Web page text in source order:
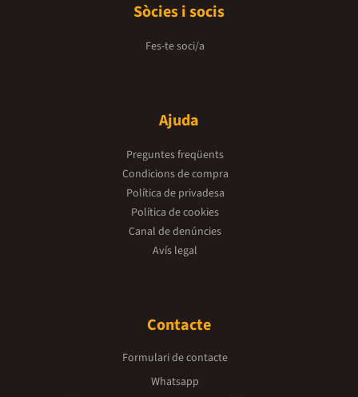
Sòcies i socis
Fes-te soci/a
Ajuda
Preguntes freqüents
Condicions de compra
Política de privadesa
Política de cookies
Canal de denúncies
Avís legal
Contacte
Formulari de contacte
Whatsapp